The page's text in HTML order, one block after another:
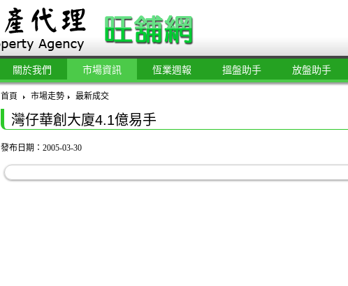
關於我們 市場資訊 恆業週報 搵盤助手 放盤助手
首頁 市場走勢 最新成交
灣仔華創大廈4.1億易手
發布日期：2005-03-30